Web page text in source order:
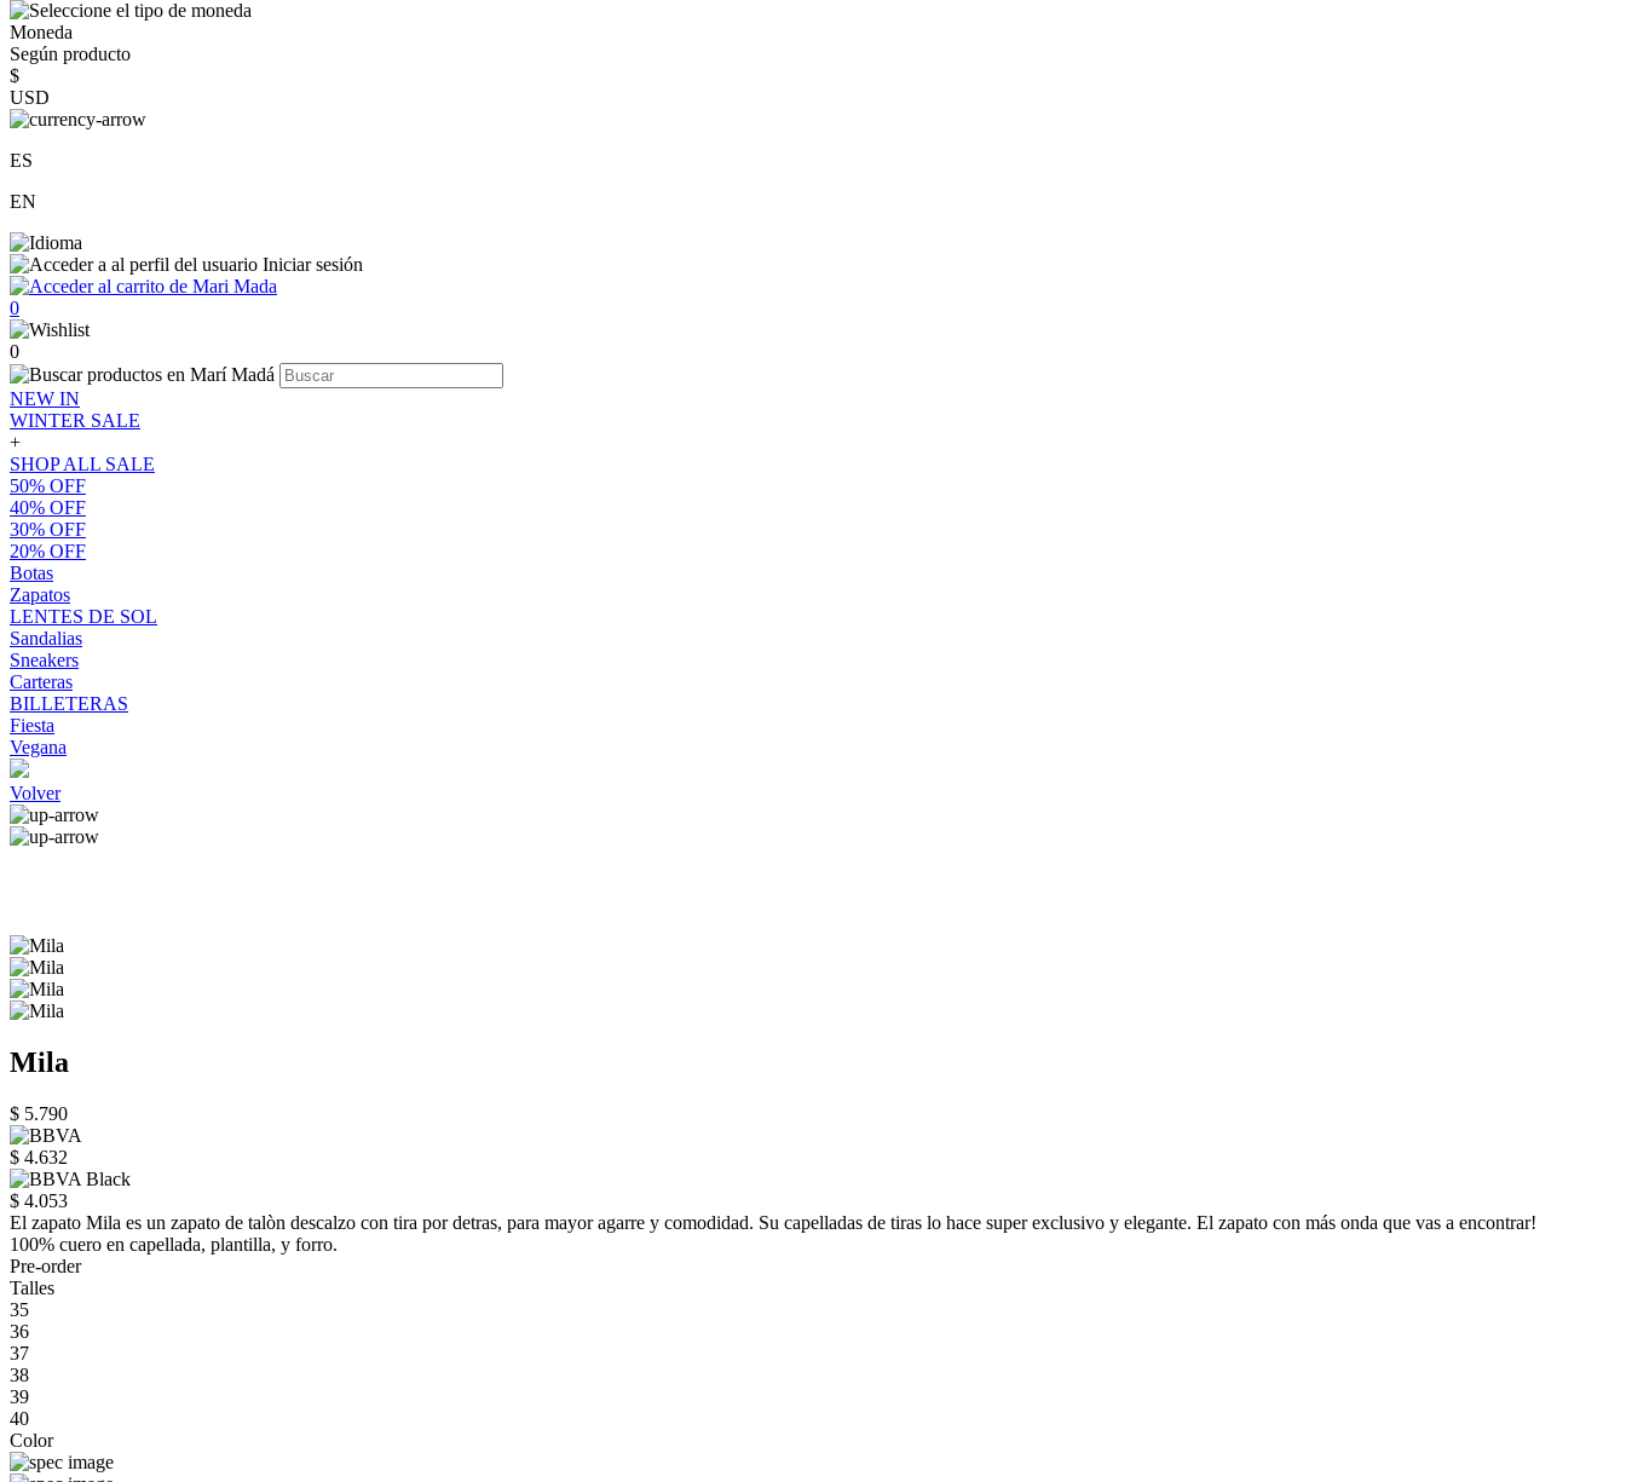
Moneda
Según producto
$
USD
ES
EN
Iniciar sesión
0
0
NEW IN
WINTER SALE
+
SHOP ALL SALE
50% OFF
40% OFF
30% OFF
20% OFF
Botas
Zapatos
LENTES DE SOL
Sandalias
Sneakers
Carteras
BILLETERAS
Fiesta
Vegana
Volver
Mila
$ 5.790
$ 4.632
$ 4.053
El zapato Mila es un zapato de talòn descalzo con tira por detras, para mayor agarre y comodidad. Su capelladas de tiras lo hace super exclusivo y elegante. El zapato con más onda que vas a encontrar!
100% cuero en capellada, plantilla, y forro.
Pre-order
Talles
35
36
37
38
39
40
Color